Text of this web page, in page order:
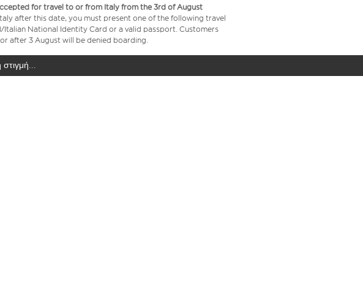
for travel to or from Italy from the 3rd of August
after this date, you must present one of the following travel
National Identity Card or a valid passport. Customers
after 3 August will be denied boarding.
στιγμή...